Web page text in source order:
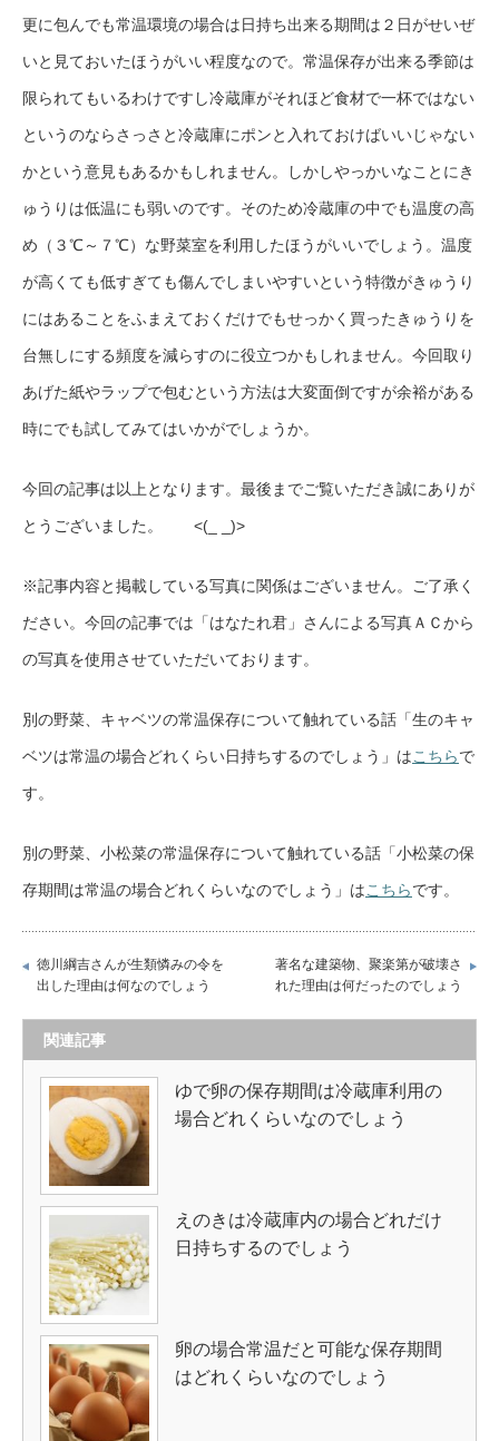
更に包んでも常温環境の場合は日持ち出来る期間は２日がせいぜ
いと見ておいたほうがいい程度なので。常温保存が出来る季節は
限られてもいるわけですし冷蔵庫がそれほど食材で一杯ではない
というのならさっさと冷蔵庫にポンと入れておけばいいじゃない
かという意見もあるかもしれません。しかしやっかいなことにき
ゅうりは低温にも弱いのです。そのため冷蔵庫の中でも温度の高
め（３℃～７℃）な野菜室を利用したほうがいいでしょう。温度
が高くても低すぎても傷んでしまいやすいという特徴がきゅうり
にはあることをふまえておくだけでもせっかく買ったきゅうりを
台無しにする頻度を減らすのに役立つかもしれません。今回取り
あげた紙やラップで包むという方法は大変面倒ですが余裕がある
時にでも試してみてはいかがでしょうか。
今回の記事は以上となります。最後までご覧いただき誠にありが
とうございました。 <(_ _)>
※記事内容と掲載している写真に関係はございません。ご了承く
ださい。今回の記事では「はなたれ君」さんによる写真ＡＣから
の写真を使用させていただいております。
別の野菜、キャベツの常温保存について触れている話「生のキャ
ベツは常温の場合どれくらい日持ちするのでしょう」はこちらで
す。
別の野菜、小松菜の常温保存について触れている話「小松菜の保
存期間は常温の場合どれくらいなのでしょう」はこちらです。
徳川綱吉さんが生類憐みの令を
出した理由は何なのでしょう
著名な建築物、聚楽第が破壊さ
れた理由は何だったのでしょう
関連記事
ゆで卵の保存期間は冷蔵庫利用の
場合どれくらいなのでしょう
えのきは冷蔵庫内の場合どれだけ
日持ちするのでしょう
卵の場合常温だと可能な保存期間
はどれくらいなのでしょう